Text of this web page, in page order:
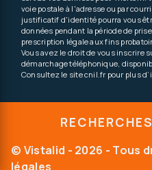
voie postale à l'adresse ou par
justificatif d'identité pourra vous
données pendant la période de
prescription légale aux fins
Vous avez le droit de vous inscrire
démarchage téléphonique,
Consultez le site cnil.fr pour plus
© Vistalid - 2026 - Tous
légales